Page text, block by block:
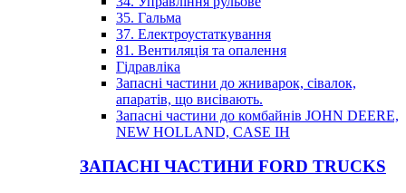
35. Гальма
37. Електроустаткування
81. Вентиляція та опалення
Гідравліка
Запасні частини до жниварок, сівалок,
апаратів, що висівають.
Запасні частини до комбайнів JOHN DEERE,
NEW HOLLAND, CASE IH
ЗАПАСНІ ЧАСТИНИ FORD TRUCKS